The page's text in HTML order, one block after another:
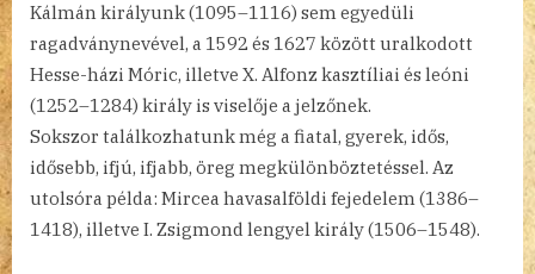
Kálmán királyunk (1095–1116) sem egyedüli
ragadványnevével, a 1592 és 1627 között uralkodott
Hesse-házi Móric, illetve X. Alfonz kasztíliai és leóni
(1252–1284) király is viselője a jelzőnek.
Sokszor találkozhatunk még a fiatal, gyerek, idős,
idősebb, ifjú, ifjabb, öreg megkülönböztetéssel. Az
utolsóra példa: Mircea havasalföldi fejedelem (1386–
1418), illetve I. Zsigmond lengyel király (1506–1548).